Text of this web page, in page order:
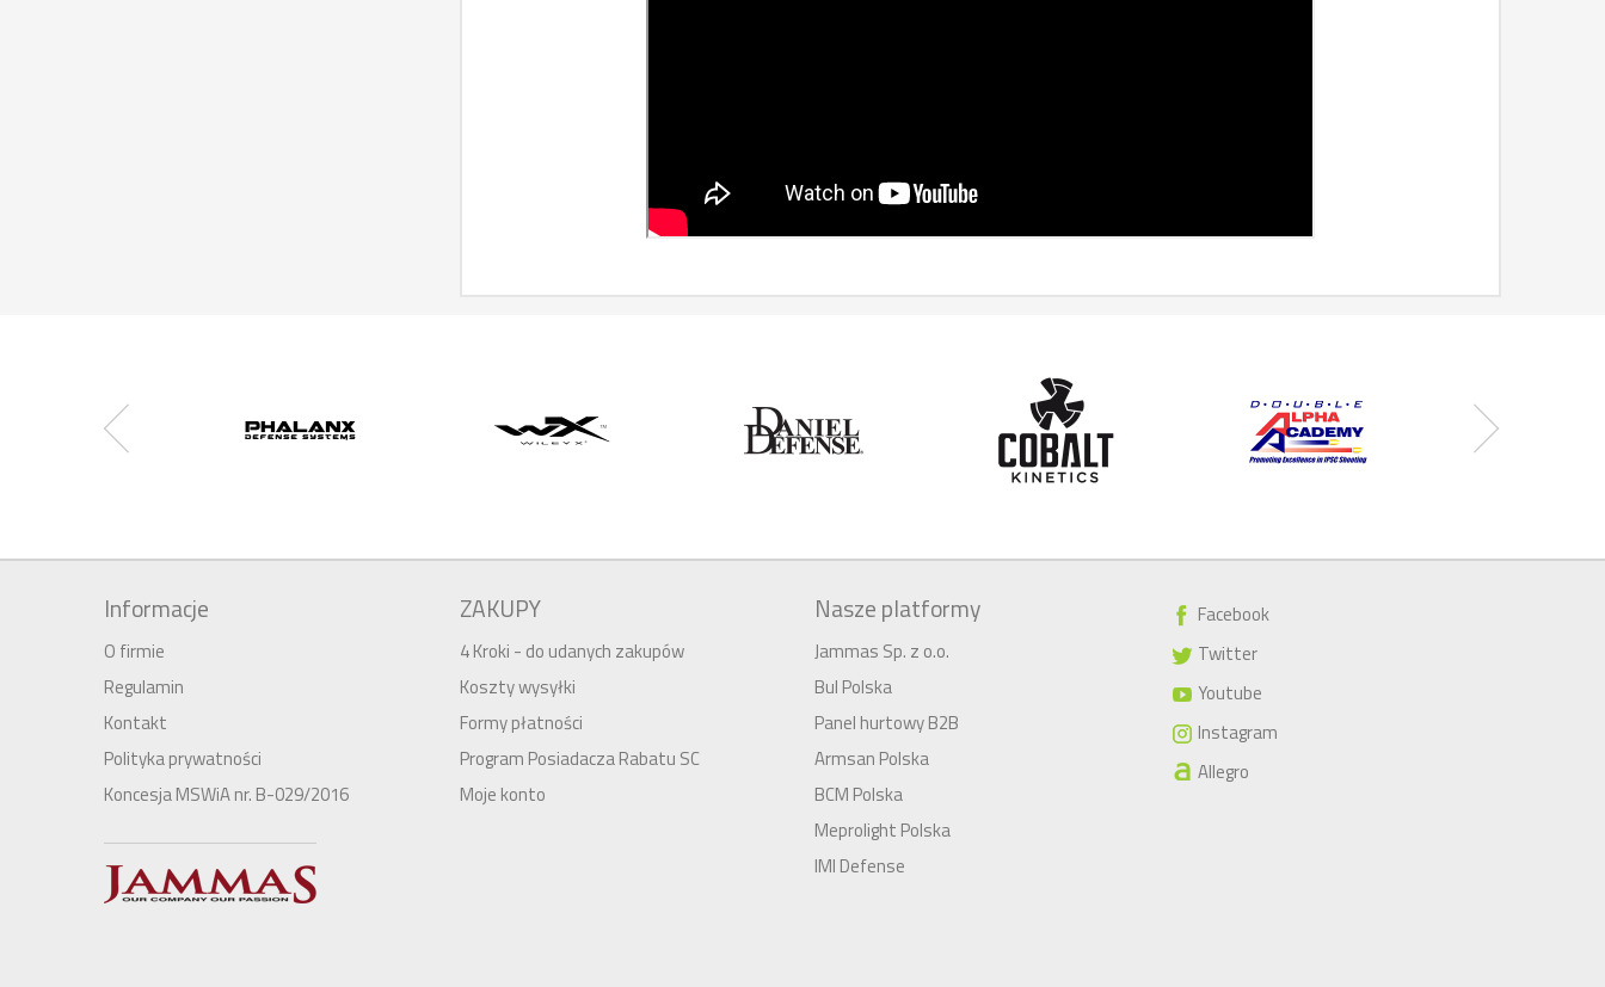
Facebook
Twitter
Youtube
Instagram
Allegro
Informacje
O firmie
Regulamin
Kontakt
Polityka prywatności
Koncesja MSWiA nr. B-029/2016
ZAKUPY
4 Kroki - do udanych zakupów
Koszty wysyłki
Formy płatności
Program Posiadacza Rabatu SC
Moje konto
Nasze platformy
Jammas Sp. z o.o.
Bul Polska
Panel hurtowy B2B
Armsan Polska
BCM Polska
Meprolight Polska
IMI Defense